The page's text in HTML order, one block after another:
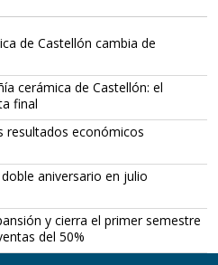
de Castellón cambia de
cerámica de Castellón: el
final
resultados económicos
aniversario en julio
y cierra el primer semestre
del 50%